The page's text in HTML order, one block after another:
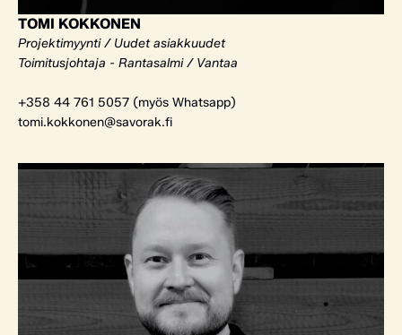
TOMI KOKKONEN
Projektimyynti / Uudet asiakkuudet
Toimitusjohtaja - Rantasalmi / Vantaa
+358 44 761 5057 (myös Whatsapp)
tomi.kokkonen@savorak.fi